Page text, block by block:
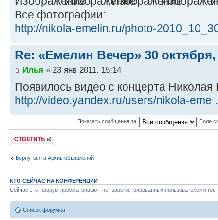
Все фотографии:
http://nikola-emelin.ru/photo-
Re: «Емелин Вечер» 30
Илья » 23 янв 2011, 15:14
Появилось видео с концерта Николая
http://video.yandex.ru/users/nikola-eme
Показать сообщения за: Поле
Ответить
Вернуться в Архив объявлений
КТО СЕЙЧАС НА КОНФЕРЕНЦИИ
Сейчас этот форум просматривают: нет зарегистрированных пользователей и
Список форумов